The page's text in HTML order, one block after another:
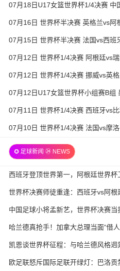
07月18日U17女篮世界杯1/4决赛 中
录像
07月16日 世界杯半决赛 英格兰vs阿
07月15日 世界杯半决赛 法国vs西班
07月12日 世界杯1/4决赛 阿根廷vs
07月12日 世界杯1/4决赛 挪威vs英
07月12日U17女篮世界杯小组赛B组
篮 全场录像
07月11日 世界杯1/4决赛 西班牙vs
07月10日 世界杯1/4决赛 法国vs摩
✪ 足球新闻 ㉔ NEWS
西班牙登顶世界第一，阿根廷世界杯
世界杯决赛师徒重逢：西班牙vs阿
天的战术板
中国足球小将孟新艺，世界杯决赛当
哈兰德真抢手！加拿大总理当面“借
卖品
凯恩谈世界杯征程：与哈兰德风格
欧足联怒斥国际足联开绿灯：巴洛